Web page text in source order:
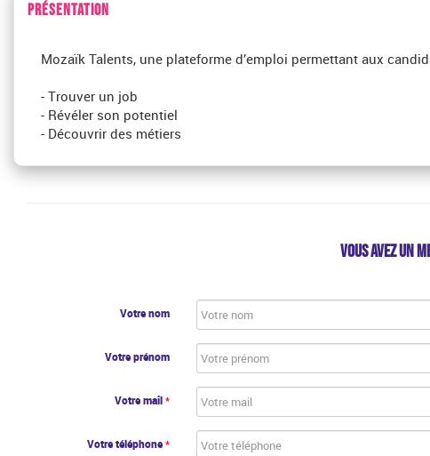
PRÉSENTATION
Mozaïk Talents, une plateforme d’emploi permettant aux
- Trouver un job
- Révéler son potentiel
- Découvrir des métiers
VOUS AVEZ UN
Votre nom
Votre prénom
Votre mail *
Votre téléphone *